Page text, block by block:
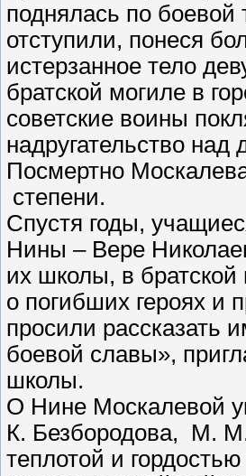
поднялась по
отступили, понеся
истерзанное тело
братской могиле в
советские воины
надругательство
Посмертно
степени.
Спустя годы,
Нины – Вере
их школы, в братской
о погибших героях и
просили рассказать
боевой славы»,
школы.
О Нине Москалевой
К. Безбородова, М.
теплотой и